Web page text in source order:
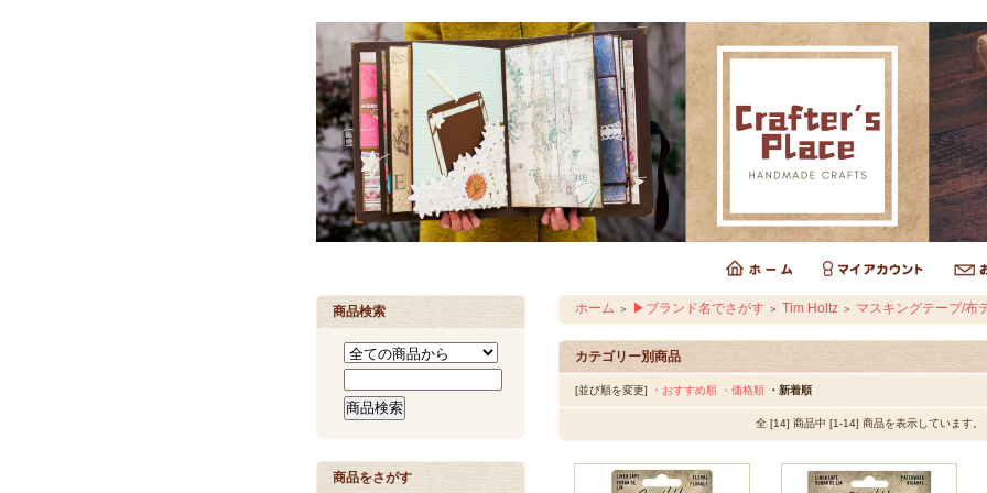
商品検索
商品をさがす
ホーム ＞ ▶ブランド名でさがす ＞ Tim Holtz ＞ マスキングテープ/布
カテゴリー別商品
[並び順を変更] ・おすすめ順 ・価格順 ・新着順
全 [14] 商品中 [1-14] 商品を表示しています。